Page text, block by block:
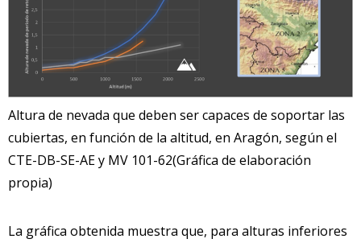
Altura de nevada que deben ser capaces de soportar las
cubiertas, en función de la altitud, en Aragón, según el
CTE-DB-SE-AE y MV 101-62(Gráfica de elaboración
propia)
La gráfica obtenida muestra que, para alturas inferiores